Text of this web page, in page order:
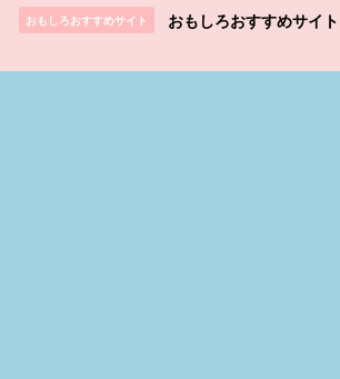
おもしろおすすめサイト
おもしろおすすめサイ